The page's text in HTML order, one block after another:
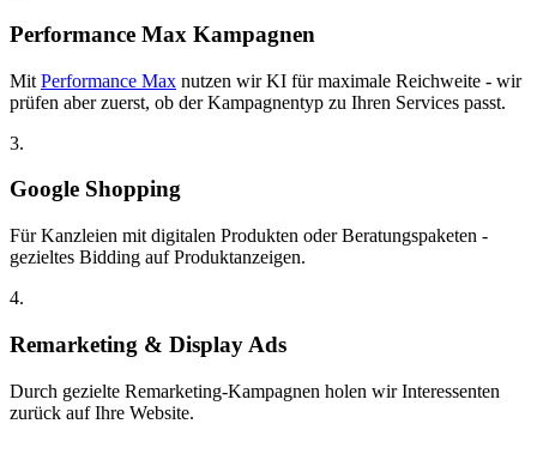
Performance Max Kampagnen
Mit Performance Max nutzen wir KI für maximale Reichweite - wir
prüfen aber zuerst, ob der Kampagnentyp zu Ihren Services passt.
3.
Google Shopping
Für Kanzleien mit digitalen Produkten oder Beratungspaketen -
gezieltes Bidding auf Produktanzeigen.
4.
Remarketing & Display Ads
Durch gezielte Remarketing-Kampagnen holen wir Interessenten
zurück auf Ihre Website.